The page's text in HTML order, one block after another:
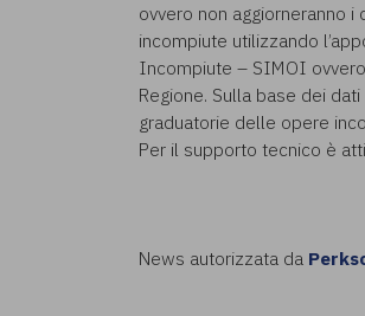
ovvero non aggiorneranno
incompiute utilizzando
Incompiute – SIMOI
Regione. Sulla base dei
graduatorie delle opere
Per il supporto tecnico è
News autorizzata da